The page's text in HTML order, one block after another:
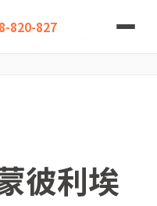
820-827
从香港到法国南部的超全
彼利埃